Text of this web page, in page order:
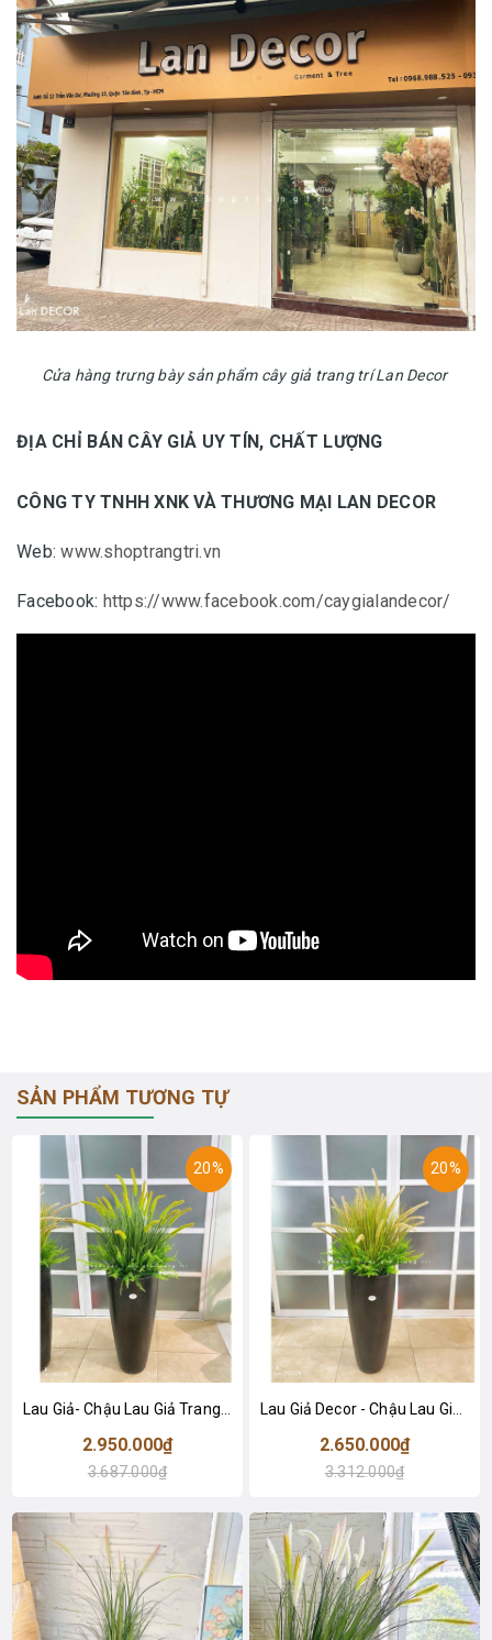
Cửa hàng trưng bày sản phẩm cây giả trang trí Lan Decor
ĐỊA CHỈ BÁN CÂY GIẢ UY TÍN, CHẤT LƯỢNG
CÔNG TY TNHH XNK VÀ THƯƠNG MẠI LAN DECOR
Web:www.shoptrangtri.vn
Facebook: https://www.facebook.com/caygialandecor/
SẢN PHẨM TƯƠNG TỰ
20%
2.950.000₫
3.687.000₫
20%
2.650.000₫
3.312.000₫